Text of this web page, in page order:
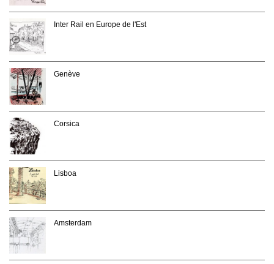
Inter Rail en Europe de l'Est
Genève
Corsica
Lisboa
Amsterdam